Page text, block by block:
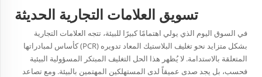
تسويق العلامات التجارية الحديثة
في السوق اليوم الذي يولي اهتمامًا كبيرًا للبيئة، تتجه العلامات التجارية
بشكل متزايد نحو تغليف البلاستيك المعاد تدويره (PCR)
كأساس لمبادراتها
المتعلقة بالاستدامة. لا يُظهر هذا الحل التغليف المبتكر المسؤولية البيئية
فحسب، بل يجد صدى عميقاً لدى المستهلكين المهتمين بالبيئة. ومع تصاعد